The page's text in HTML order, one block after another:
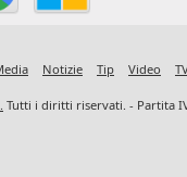
Notizie Tip Video
Tutti i diritti riservati. - Partita